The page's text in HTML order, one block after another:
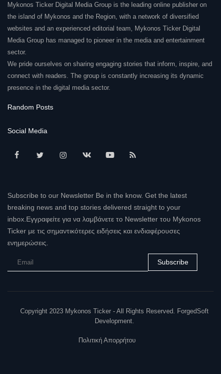
Mykonos Ticker Digital Media Group is the leading online publisher on
the island of Mykonos and the Region, with a network of diversified
websites and an experienced editorial team, Mykonos Ticker Digital
Media Group has managed to pioneer in the media and entertainment
sector.
We pride ourselves on sharing engaging stories that inform, inspire, and
connect with readers. The group is constantly increasing its dynamic
presence in the digital media sector.
Random Posts
Social Media
Subscribe to our Newsletter Be in the know. Get the latest
breaking news and top stories delivered straight to your
inbox.Εγγραφείτε για να λαμβάνετε το Newsletter του Mykonos
Ticker με τις σημαντικότερες ειδήσεις και ενδιαφέρουσες
ενημερώσεις.
Subscribe
Copyright 2023 Mykonos Ticker - All Rights Reserved. ForgedSoft
Development.
Πολιτική Απορρήτου